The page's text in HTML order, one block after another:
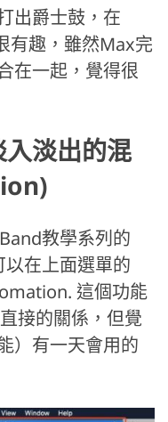
出爵士鼓，在
有趣，雖然Max完
在一起，覺得很
淡出的混
教學系列的
以在上面選單的
這個功能
接的關係，但覺
）有一天會用的